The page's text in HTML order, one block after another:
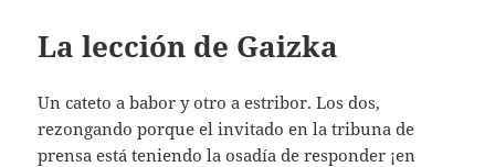
La lección de Gaizka
Un cateto a babor y otro a estribor. Los dos,
rezongando porque el invitado en la tribuna de
prensa está teniendo la osadía de responder ¡en